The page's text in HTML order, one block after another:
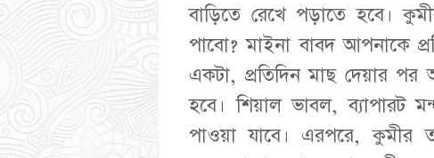
বাড়িতে রেখে পড়াতে হবে।
পাবো? মাইনা বাবদ আপনাকে
একটা, প্রতিদিন মাছ দেয়ার
হবে। শিয়াল ভাবল, ব্যাপারট
পাওয়া যাবে। এরপরে, কুমীর